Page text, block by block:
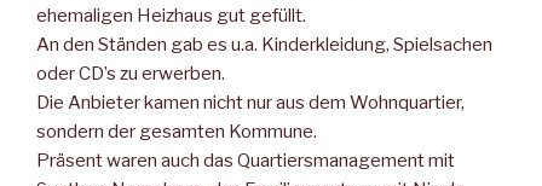
ehemaligen Heizhaus gut gefüllt.
An den Ständen gab es u.a. Kinderkleidung, Spielsachen
oder CD’s zu erwerben.
Die Anbieter kamen nicht nur aus dem Wohnquartier,
sondern der gesamten Kommune.
Präsent waren auch das Quartiersmanagement mit